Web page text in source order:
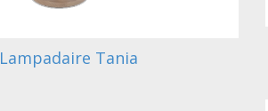
Lampadaire Tania